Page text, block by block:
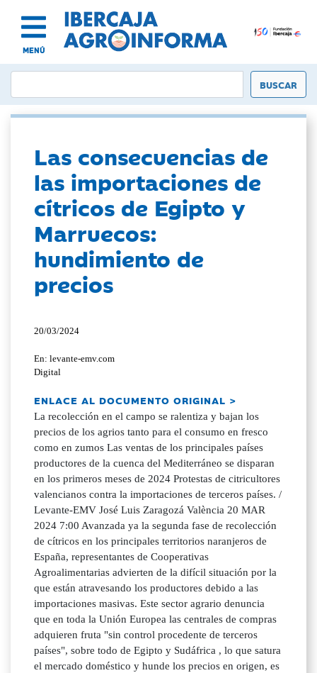
MENÚ
Las consecuencias de
las importaciones de
cítricos de Egipto y
Marruecos:
hundimiento de
precios
20/03/2024
En: levante-emv.com
Digital
ENLACE AL DOCUMENTO ORIGINAL >
La recolección en el campo se ralentiza y bajan los
precios de los agrios tanto para el consumo en fresco
como en zumos Las ventas de los principales países
productores de la cuenca del Mediterráneo se disparan
en los primeros meses de 2024 Protestas de citricultores
valencianos contra la importaciones de terceros países. /
Levante-EMV José Luis Zaragozá València 20 MAR
2024 7:00 Avanzada ya la segunda fase de recolección
de cítricos en los principales territorios naranjeros de
España, representantes de Cooperativas
Agroalimentarias advierten de la difícil situación por la
que están atravesando los productores debido a las
importaciones masivas. Este sector agrario denuncia
que en toda la Unión Europea las centrales de compras
adquieren fruta "sin control procedente de terceros
países", sobre todo de Egipto y Sudáfrica , lo que satura
el mercado doméstico y hunde los precios en origen, es